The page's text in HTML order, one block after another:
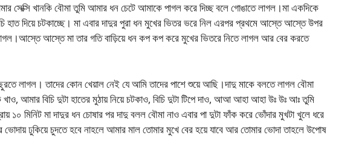
সেক্সি খানকি বৌমা তুমি আমার ধন চেটে আমাকে পাগল করে দিচ্ছ বলে গোঙাতে লাগল।মা একদিকে
হাত দিয়ে চটকাচ্ছে। মা এবার দাদুর পুরা ধন মুখের ভিতর ভরে নিল এরপর প্রথমে আস্তে আস্তে উপর
আস্তে মা তার গতি বাড়িয়ে ধন কপ কপ করে মুখের ভিতরে নিতে লাগল আর বের করতে
লাগল। তাদের কোন খেয়াল নেই যে আমি তাদের পাশে শুয়ে আছি।দাদু মাকে বলতে লাগল বৌমা
আমার বিচি দুটা হাতের মুঠায় নিয়ে চটকাও, বিচি দুটা টিপে দাও, আআ আহা আহা উঃ উঃ আঃ তুমি
১০ মিনিট মা দাদুর ধন চোষার পর দাদু বলল বৌমা নাও এবার পা দুটা ফাঁক করে ভোঁদার মুখটা খুলে ধরে
ঢুকিয়ে চুদতে হবে নাহলে আমার মাল তোমার মুখে বের হয়ে যাবে আর তোমার ভোদা তাহলে উপোষ